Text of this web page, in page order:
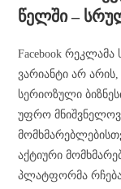
წელში –
Facebook
ვარიანტი არ
სერიოზული
უფრო
აქტიური
პლატფორმა